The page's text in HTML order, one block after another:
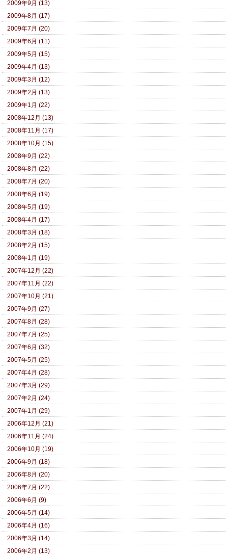
2009年9月 (13)
2009年8月 (17)
2009年7月 (20)
2009年6月 (11)
2009年5月 (15)
2009年4月 (13)
2009年3月 (12)
2009年2月 (13)
2009年1月 (22)
2008年12月 (13)
2008年11月 (17)
2008年10月 (15)
2008年9月 (22)
2008年8月 (22)
2008年7月 (20)
2008年6月 (19)
2008年5月 (19)
2008年4月 (17)
2008年3月 (18)
2008年2月 (15)
2008年1月 (19)
2007年12月 (22)
2007年11月 (22)
2007年10月 (21)
2007年9月 (27)
2007年8月 (28)
2007年7月 (25)
2007年6月 (32)
2007年5月 (25)
2007年4月 (28)
2007年3月 (29)
2007年2月 (24)
2007年1月 (29)
2006年12月 (21)
2006年11月 (24)
2006年10月 (19)
2006年9月 (18)
2006年8月 (20)
2006年7月 (22)
2006年6月 (9)
2006年5月 (14)
2006年4月 (16)
2006年3月 (14)
2006年2月 (13)